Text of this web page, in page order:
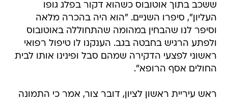
וסיפר לנו שהבחין במהומה שהתחוללה באוטובוס
ולפתע הרגיש בחבטה בגב. הענקנו לו טיפול רפואי
ראשוני לפצעי הדקירה שמהם סבל ופינינו אותו לבית
החולים אסף הרופא".
ראש עיריית ראשון לציון, דובר צור, אמר כי התמונה
התרחש. כוחות הביטחון עדיין בוחנים, המידע לא